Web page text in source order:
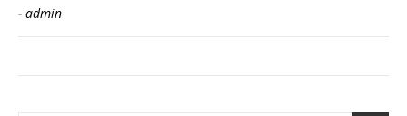
- admin